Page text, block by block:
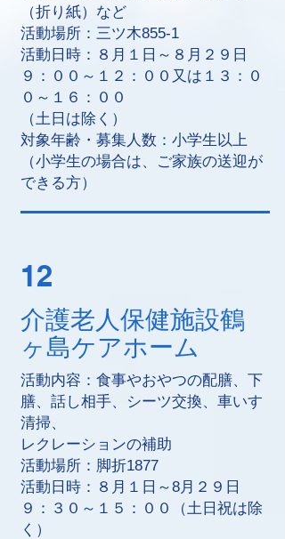
（折り紙）など
活動場所：三ツ木855-1
活動日時：８月１日～８月２９日
９：００～１２：００又は１３：０
０～１６：００
（土日は除く）
対象年齢・募集人数：小学生以上
（小学生の場合は、ご家族の送迎が
できる方）
12
介護老人保健施設鶴
ヶ島ケアホーム
活動内容：食事やおやつの配膳、下
膳、話し相手、シーツ交換、車いす
清掃、
レクレーションの補助
活動場所：脚折1877
活動日時：８月１日～8月２９日
９：３０～１５：００（土日祝は除
く）